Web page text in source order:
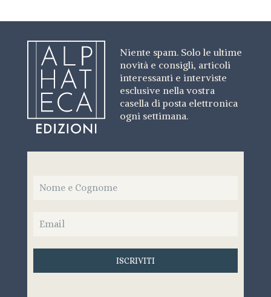
Niente spam. Solo le ultime
novità e consigli, articoli
interessanti e interviste
esclusive nella vostra
casella di posta elettronica
ogni settimana.
ISCRIVITI